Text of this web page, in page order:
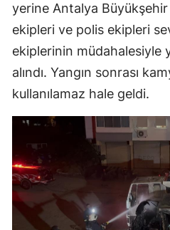
yerine Antalya
ekipleri ve polis ekipleri
ekiplerinin müdahalesiyle
alındı. Yangın sonrası
kullanılamaz hale geldi.